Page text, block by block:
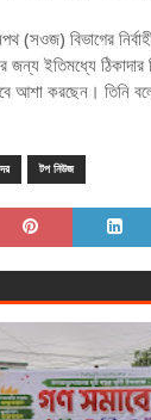
(সওজ) বিভাগের
জন্য ইতিমধ্যে ঠিকাদার
আশা করছেন। তিনি
টপ নিউজ